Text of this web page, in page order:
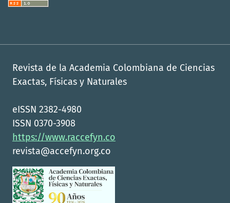
Revista de la Academia Colombiana de Ciencias
Exactas, Físicas y Naturales
eISSN 2382-4980
ISSN 0370-3908
https://www.raccefyn.co
revista@accefyn.org.co